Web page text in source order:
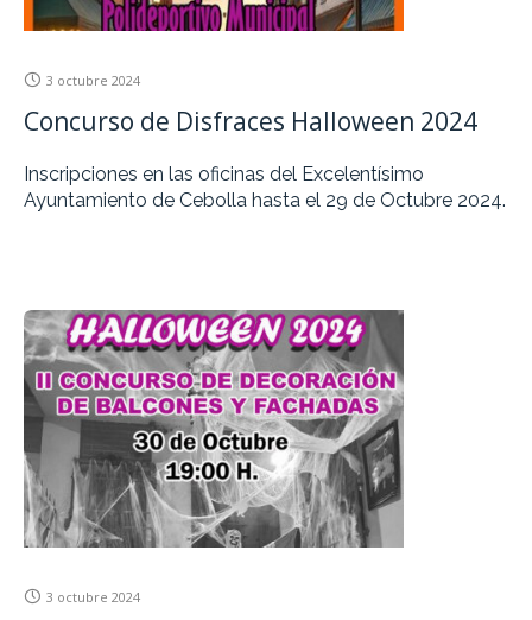
3 octubre 2024
Concurso de Disfraces Halloween 2024
Inscripciones en las oficinas del Excelentísimo
Ayuntamiento de Cebolla hasta el 29 de Octubre 2024.
3 octubre 2024